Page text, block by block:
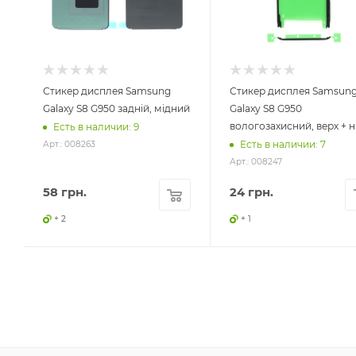
Стикер дисплея Samsung
Galaxy S8 G950 задній, мідний
Есть в наличии: 9
Арт.: 008263
58 грн.
+ 2
Стикер дисплея
Galaxy S8 G950
вологозахисний, верх +
Есть в наличии: 7
Арт.: 008247
24грн.
+ 1